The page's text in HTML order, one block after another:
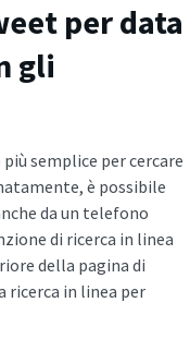
per data
gli
semplice per cercare
è possibile
da un telefono
di ricerca in linea
della pagina di
ricerca in linea per